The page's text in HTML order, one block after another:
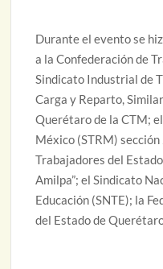
Durante el evento se
a la Confederación de
Sindicato Industrial de
Carga y Reparto,
Querétaro de la CTM;
México (STRM)
Trabajadores del
Amilpa”; el Sindicato
Educación (SNTE); la
del Estado de